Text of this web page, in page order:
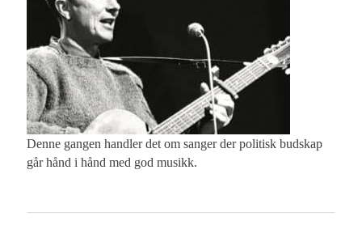
Denne gangen handler det om sanger der politisk budskap
går hånd i hånd med god musikk.